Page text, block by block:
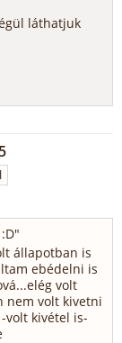
láthatjuk
"
állapotban is
ebédelni is
volt
nem volt kivetni
volt kivétel is-